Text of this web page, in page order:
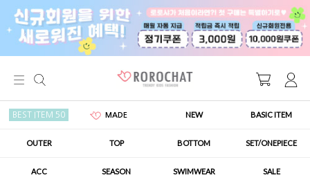
BEST ITEM 50 MADE NEW BASIC ITEM
OUTER TOP BOTTOM SET/ONEPIECE
ACC SEASON SWIMWEAR SALE